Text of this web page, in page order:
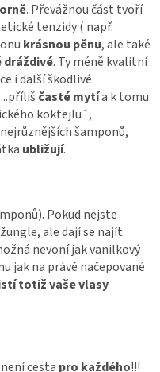
. Převážnou část tvoří
tenzidy ( např.
krásnou pěnu, ale také
dráždivé. Ty méně kvalitní
i další škodlivé
časté mytía k tomu
koktejlu´,
šamponů,
ubližují.
Pokud nejste
ale dají se najít
nevoní jak vanilkový
jak na právě načepované
totiž vaše vlasy
cesta pro každého!!!